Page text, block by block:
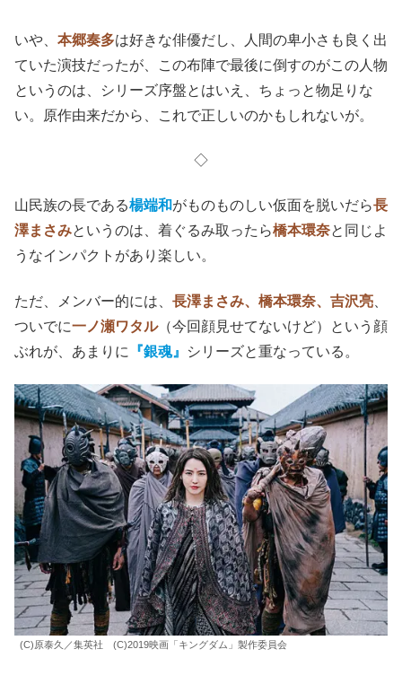
いや、 本郷奏多は好きな俳優だし、人間の卑小さも良く出
ていた演技だったが、この布陣で最後に倒すのがこの人物
というのは、シリーズ序盤とはいえ、ちょっと物足りな
い。原作由来だから、これで正しいのかもしれないが。
◇
山民族の長である楊端和がものものしい仮面を脱いだら長
澤まさみというのは、着ぐるみ取ったら橋本環奈と同じよ
うなインパクトがあり楽しい。
ただ、メンバー的には、 長澤まさみ、橋本環奈、吉沢亮
ついでに一ノ瀬ワタル（今回顔見せてないけど）という顔
ぶれが、あまりに
『銀魂』 シリーズと重なっている。
(C)原泰久／集英社 (C)2019映画「キングダム」製作委員会